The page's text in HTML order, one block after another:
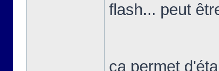
flash... peut
ça permet